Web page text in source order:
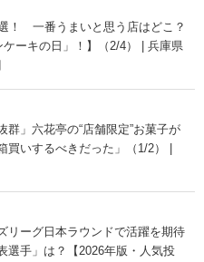
！ 一番うまいと思う店はどこ？
ケーキの日」！】（2/4） | 兵庫県
群」六花亭の“店舗限定”お菓子が
いするべきだった」（1/2） |
リーグ日本ラウンドで活躍を期待
選手」は？【2026年版・人気投